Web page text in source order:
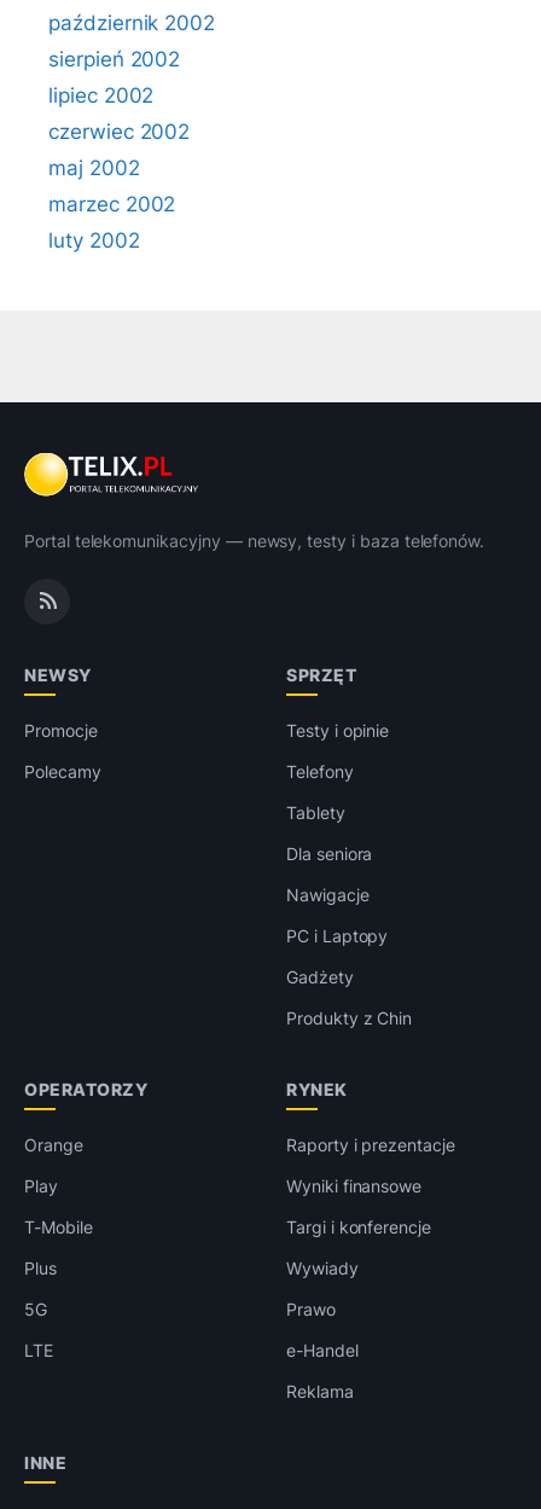
październik 2002
sierpień 2002
lipiec 2002
czerwiec 2002
maj 2002
marzec 2002
luty 2002
Portal telekomunikacyjny — newsy, testy i baza telefonów.
NEWSY
Promocje
Polecamy
SPRZĘT
Testy i opinie
Telefony
Tablety
Dla seniora
Nawigacje
PC i Laptopy
Gadżety
Produkty z Chin
OPERATORZY
Orange
Play
T-Mobile
Plus
5G
LTE
RYNEK
Raporty i prezentacje
Wyniki finansowe
Targi i konferencje
Wywiady
Prawo
e-Handel
Reklama
INNE